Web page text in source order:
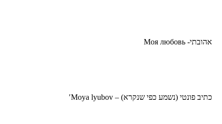
אהובתי- Моя любовь
כתיב פונטי (נשמע כפי שנקרא) – Moya lyubovʹ